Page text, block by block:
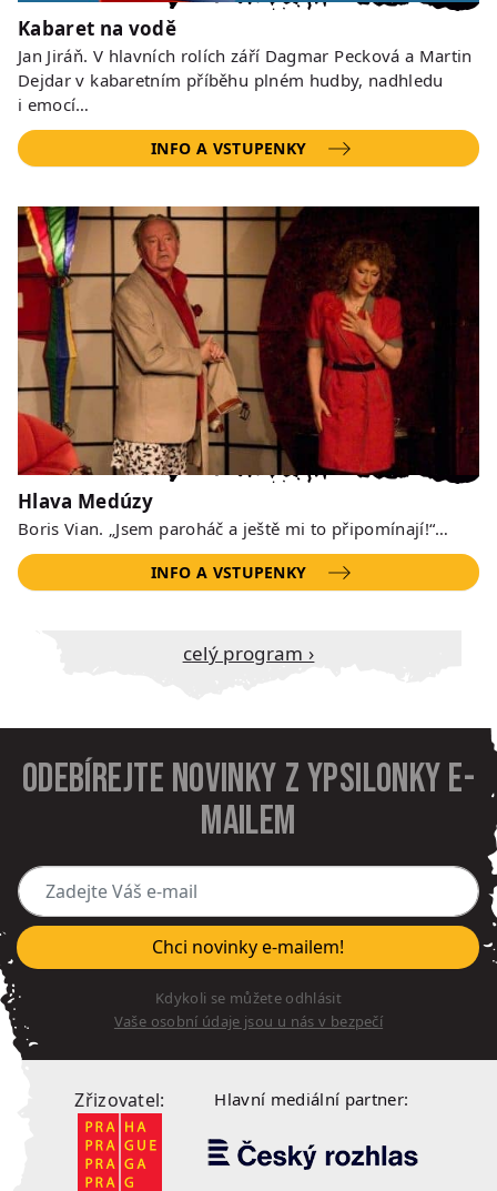
Kabaret na vodě
Jan Jiráň. V hlavních rolích září Dagmar Pecková a Martin
Dejdar v kabaretním příběhu plném hudby, nadhledu
i emocí…
INFO A VSTUPENKY
Hlava Medúzy
Boris Vian. „Jsem paroháč a ještě mi to připomínají!“…
INFO A VSTUPENKY
Celý program ›
Odebírejte novinky z Ypsilonky e-
mailem
Zadejte Váš e-mail
Chci novinky e-mailem!
Kdykoli se můžete odhlásit
Vaše osobní údaje jsou u nás v bezpečí
Zřizovatel: Hlavní mediální partner: